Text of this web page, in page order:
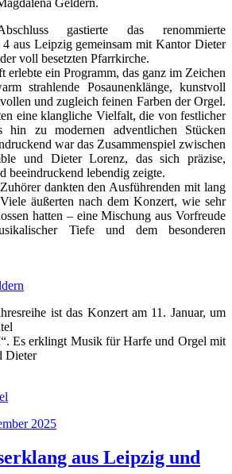
gastierte das renommierte
4 aus Leipzig gemeinsam mit Kantor Dieter
voll besetzten Pfarrkirche.
erlebte ein Programm, das ganz im Zeichen
strahlende Posaunenklänge, kunstvoll
und zugleich feinen Farben der Orgel.
eine klangliche Vielfalt, die von festlicher
hin zu modernen adventlichen Stücken
war das Zusammenspiel zwischen
und Dieter Lorenz, das sich präzise,
beeindruckend lebendig zeigte.
dankten den Ausführenden mit lang
äußerten nach dem Konzert, wie sehr
hatten – eine Mischung aus Vorfreude
Tiefe und dem besonderen
ist das Konzert am 11. Januar, um
Es erklingt Musik für Harfe und Orgel mit
Dieter
2025
aus Leipzig und